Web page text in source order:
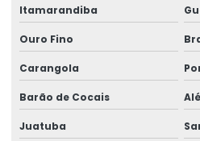
Laudo de ergonomia
Laudo ergonômico
Itamarandiba
Ouro Fino
Carangola
Barão de Cocais
Juatuba